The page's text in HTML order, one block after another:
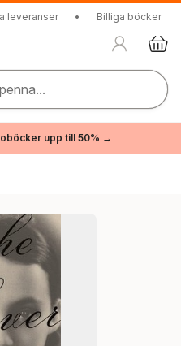
leveranser • Billiga böcker
upp till 50% →